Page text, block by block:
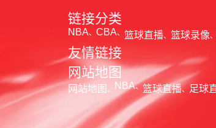
链接分类
NBA CBA 篮球直播 篮球录像
友情链接
网站地图
网站地图 NBA 篮球直播 足球